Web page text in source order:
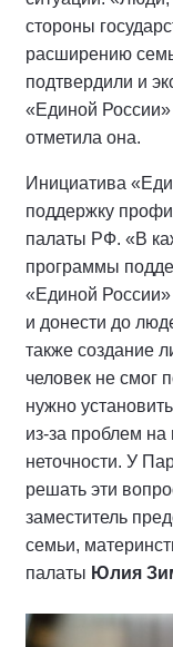
стороны
расширению
подтвердили и
«Единой России»
отметила она.
Инициатива
поддержку
палаты РФ. «В
программы
«Единой
и донести до
также создание
человек не смог
нужно
из-за проблем на
неточности. У
решать эти
заместитель
семьи,
палаты Юлия